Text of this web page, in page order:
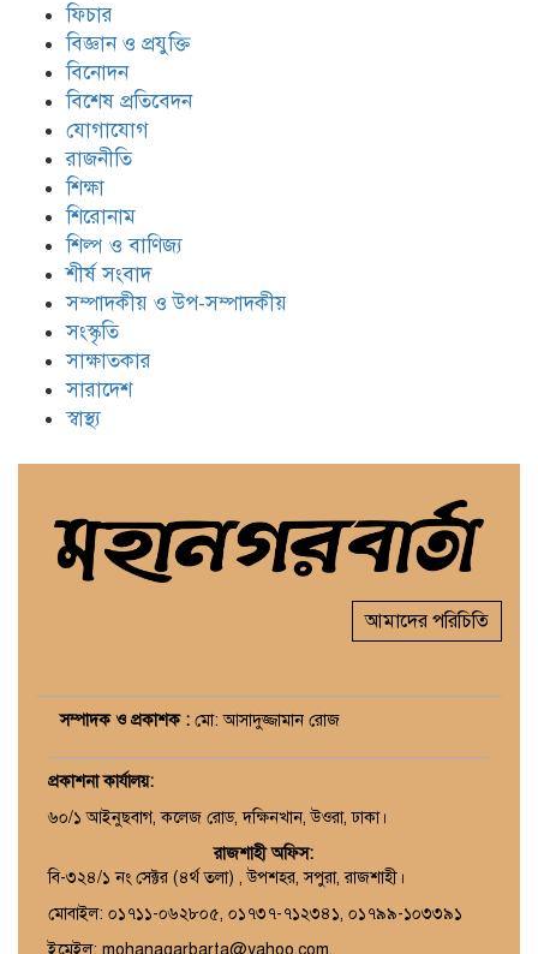
ফিচার
বিজ্ঞান ও প্রযুক্তি
বিনোদন
বিশেষ প্রতিবেদন
যোগাযোগ
রাজনীতি
শিক্ষা
শিরোনাম
শিল্প ও বাণিজ্য
শীর্ষ সংবাদ
সম্পাদকীয় ও উপ-সম্পাদকীয়
সংস্কৃতি
সাক্ষাতকার
সারাদেশ
স্বাস্থ্য
আমাদের পরিচিতি
সম্পাদক ও প্রকাশক : মো: আসাদুজ্জামান রোজ
প্রকাশনা কার্যালয়:
৬০/১ আইনুছবাগ, কলেজ রোড, দক্ষিনখান, উওরা, ঢাকা।
রাজশাহী অফিস:
বি-৩২৪/১ নং সেক্টর (৪র্থ তলা) , উপশহর, সপুরা, রাজশাহী।
মোবাইল: ০১৭১১-০৬২৮০৫, ০১৭৩৭-৭১২৩৪১, ০১৭৯৯-১০৩৩৯১